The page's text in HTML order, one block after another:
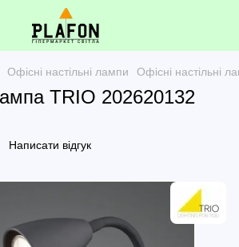
Офісні настільні лампи Офісні настільні
TRIO 202620132
Написати відгук